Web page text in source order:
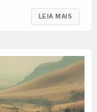
LEIA MAIS